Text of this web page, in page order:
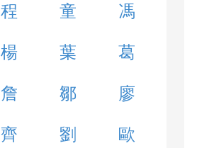
程 童 馮
楊 葉 葛
詹 鄒 廖
齊 劉 歐